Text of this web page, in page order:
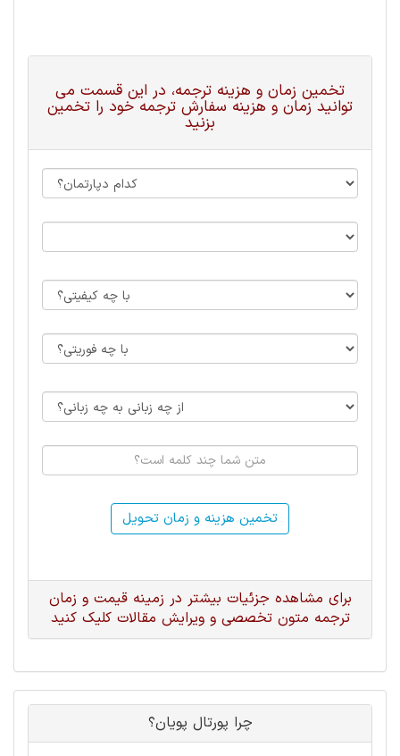
تخمین زمان و هزینه ترجمه، در این قسمت می
توانید زمان و هزینه سفارش ترجمه خود را تخمین
بزنید
تخمین هزینه و زمان تحویل
برای مشاهده جزئیات بیشتر در زمینه قیمت و زمان
ترجمه متون تخصصی و ویرایش مقالات کلیک کنید
چرا پورتال پویان؟